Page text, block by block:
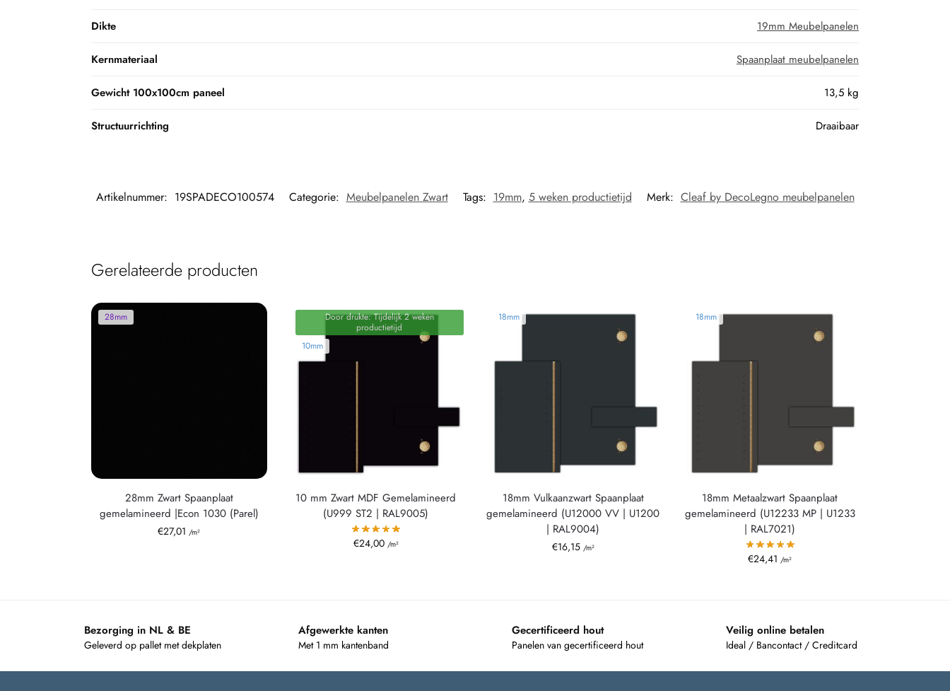
Dikte 19mm Meubelpanelen
Kernmateriaal Spaanplaat meubelpanelen
Gewicht 100x100cm paneel 13,5 kg
Structuurrichting Draaibaar
Artikelnummer: 19SPADECO100574 Categorie: Meubelpanelen Zwart Tags: 19mm, 5 weken productietijd Merk: Cleaf by DecoLegno meubelpanelen
Gerelateerde producten
28mm
28mm Zwart Spaanplaat
gemelamineerd |Econ 1030 (Parel)
€27,01 /m²
Door drukte: Tijdelijk 2 weken
productietijd
10mm
10 mm Zwart MDF Gemelamineerd
(U999 ST2 | RAL9005)
€24,00 /m²
18mm
18mm Vulkaanzwart Spaanplaat
gemelamineerd (U12000 VV | U1200
| RAL9004)
€16,15 /m²
18mm
18mm Metaalzwart Spaanplaat
gemelamineerd (U12233 MP | U1233
| RAL7021)
€24,41 /m²
Bezorging in NL & BE
Geleverd op pallet met dekplaten
Afgewerkte kanten
Met 1 mm kantenband
Gecertificeerd hout
Panelen van gecertificeerd hout
Veilig online betalen
Ideal / Bancontact / Creditcard